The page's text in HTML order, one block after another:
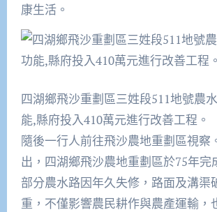
康生活。
四湖鄉飛沙重劃區三姓段511地號農
能,縣府投入410萬元進行改善工程。
隨後一行人前往飛沙農地重劃區視察
出，四湖鄉飛沙農地重劃區於75年完
部分農水路因年久失修，路面及溝渠
重，不僅影響農民耕作與農產運輸，